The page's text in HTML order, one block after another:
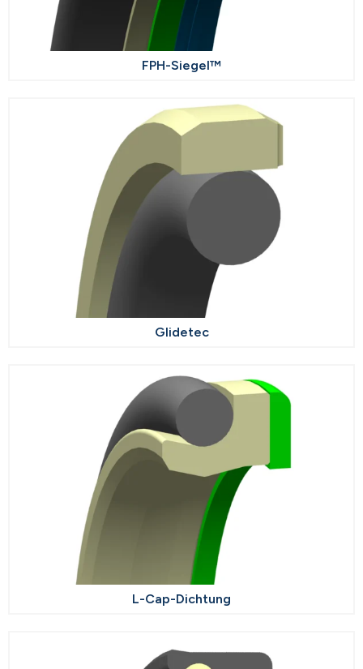
FPH-Siegel™
Glidetec
L-Cap-Dichtung